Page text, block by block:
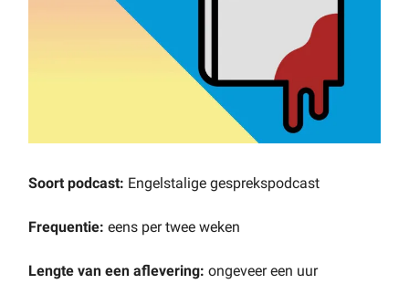
Soort podcast: Engelstalige gesprekspodcast
Frequentie: eens per twee weken
Lengte van een aflevering: ongeveer een uur